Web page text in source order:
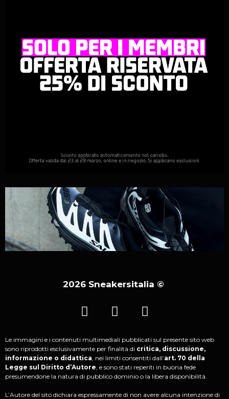
2026 Sneakersitalia ©
Le immagini e i contenuti multimediali pubblicati sul presente sito web
sono riprodotti esclusivamente per finalità di critica, discussione,
informazione o didattica , nei limiti consentiti dall’art. 70 della
Legge sul Diritto d’Autore , e sono stati reperiti in buona fede
presumendone la natura di pubblico dominio o la libera disponibilità.
L’Autore del sito dichiara espressamente di non avere alcuna intenzione di